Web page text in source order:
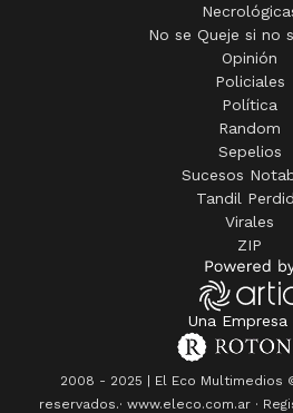
No se Queje si no
Opinión
Policiales
Política
Random
Sepelios
Sucesos
Tandil
Virales
ZIP
Una Empresa
2008 - 2025 | El Eco Multimedios
reservados.· www.eleco.com.ar ·